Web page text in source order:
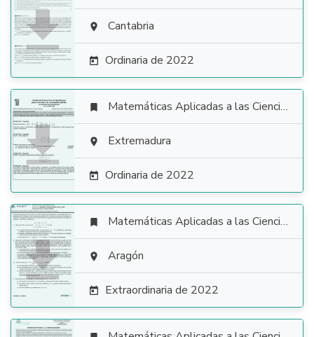
  Cantabria
 Ordinaria de 2022

 Matemáticas Aplicadas a las Ciencias Sociales
 Extremadura
 Ordinaria de 2022

 Matemáticas Aplicadas a las Ciencias Sociales
 Aragón
 Extraordinaria de 2022